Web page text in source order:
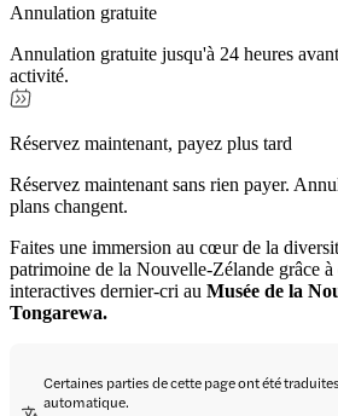
Annulation gratuite
Annulation gratuite jusqu'à 24 heures
activité.
Réservez maintenant, payez plus tard
Réservez maintenant sans rien payer.
plans changent.
Faites une immersion au cœur de la
patrimoine de la Nouvelle-Zélande grâce à
interactives dernier-cri au Musée de la
Tongarewa.
Certaines parties de cette page ont été
automatique.